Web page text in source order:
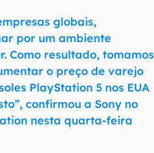
globais,
por um ambiente
Como resultado, tomamos
o preço de varejo
PlayStation 5 nos EUA
confirmou a Sony no
nesta quarta-feira